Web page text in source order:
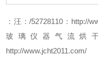
：汪 ：/52728110 ：http://
玻璃仪器气流烘
http://www.jcht2011.com/